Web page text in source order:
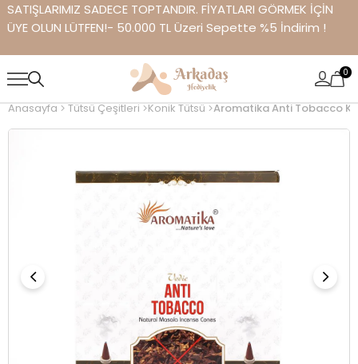
SATIŞLARIMIZ SADECE TOPTANDIR. FİYATLARI GÖRMEK İÇİN
ÜYE OLUN LÜTFEN!- 50.000 TL Üzeri Sepette %5 İndirim !
0
Anasayfa Tütsü Çeşitleri Konik Tütsü Aromatika Anti Tobacco